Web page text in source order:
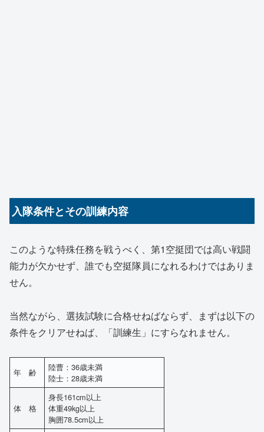
入隊条件とその訓練内容
このような特殊任務を戦うべく、第1空挺団では高い戦闘
能力が欠かせず、誰でも空挺隊員になれるわけではありま
せん。
当然ながら、選抜試験に合格せねばならず、まずは以下の
条件をクリアせねば、「訓練生」にすらなれません。
年 齢
陸曹：36歳未満
陸士：28歳未満
体 格
身長161cm以上
体重49kg以上
胸囲78.5cm以上